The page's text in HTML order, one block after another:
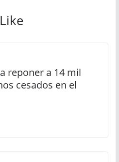
reponer a 14 mil
cesados en el